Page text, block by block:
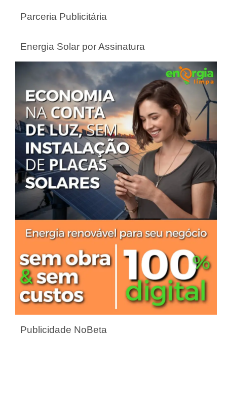
Parceria Publicitária
Energia Solar por Assinatura
Publicidade NoBeta